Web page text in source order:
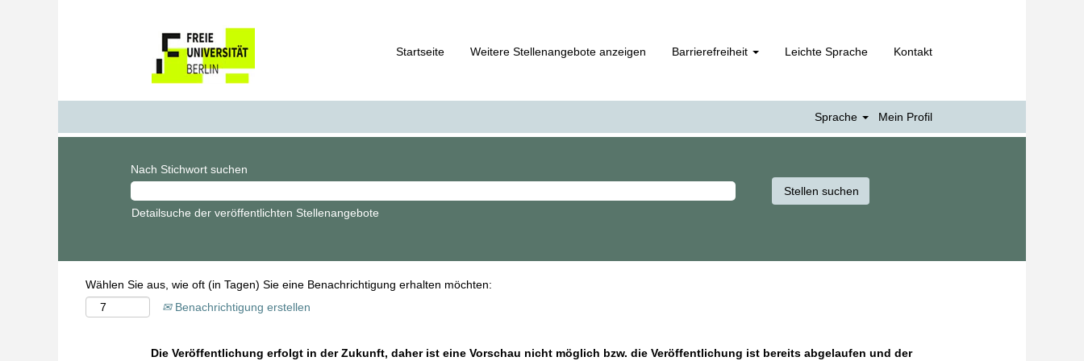
Startseite Weitere Stellenangebote anzeigen Barrierefreiheit Leichte Sprache Kontakt
Sprache Mein Profil
Nach Stichwort suchen
Detailsuche der veröffentlichten Stellenangebote
Wählen Sie aus, wie oft (in Tagen) Sie eine Benachrichtigung erhalten möchten:
Benachrichtigung erstellen
Die Veröffentlichung erfolgt in der Zukunft, daher ist eine Vorschau nicht möglich bzw. die Veröffentlichung ist bereits abgelaufen und der